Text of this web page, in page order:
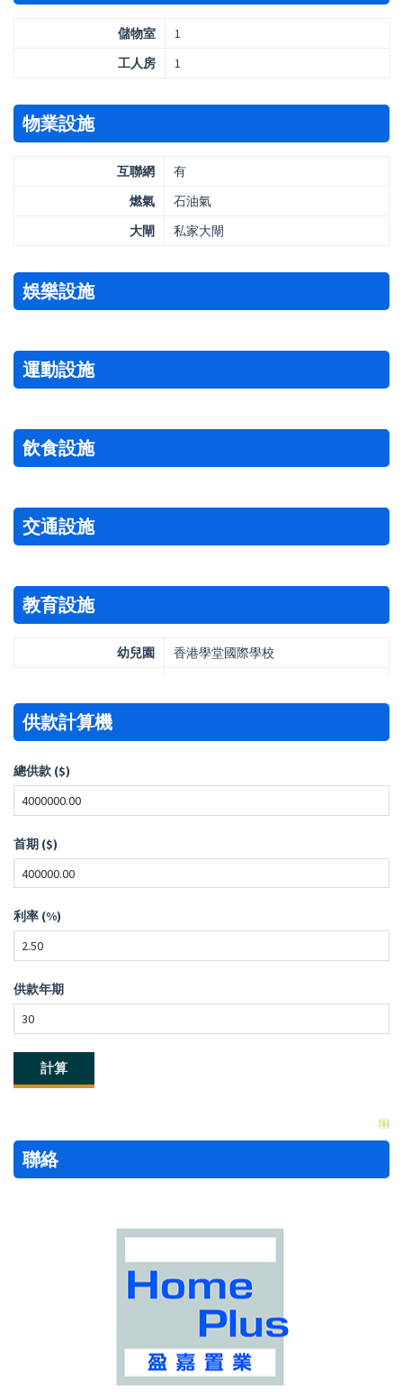
儲物室
1
工人房
1
物業設施
互聯網
有
燃氣
石油氣
大閘
私家大閘
娛樂設施
運動設施
飲食設施
交通設施
教育設施
幼兒園 香港學堂國際學校
供款計算機
總供款 ($)
首期 ($)
利率 (%)
供款年期
聯絡